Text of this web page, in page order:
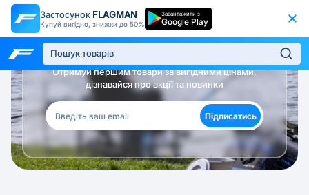
Застосунок FLAGMAN
Купуй вигідно, знижки до 50%
Завантажити з
Google Play
Будь в курсі!
Отримуй першим товари за вигідними цінами,
дізнавайся про акції та новинки
Підписатись